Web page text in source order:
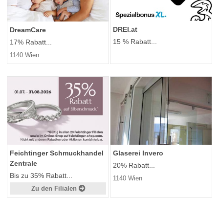
DreamCare
17% Rabatt...
1140 Wien
DREI.at
15 % Rabatt...
Feichtinger Schmuckhandel
Zentrale
Bis zu 35% Rabatt...
Zu den Filialen
Glaserei Invero
20% Rabatt...
1140 Wien